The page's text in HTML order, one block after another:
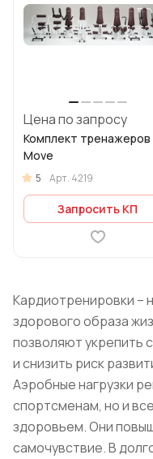
Цена по запросу
Комплект тренажеров
Move
5 Арт. 4219
Запросить КП
Кардиотренировки –
здорового образа
позволяют укрепить
и снизить риск
Аэробные нагрузки
спортсменам, но и
здоровьем. Они
самочувствие. В